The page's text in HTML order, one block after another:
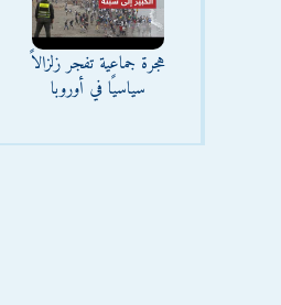
هجرة جماعية تفجر زلزالاً
سياسيًا في أوروبا